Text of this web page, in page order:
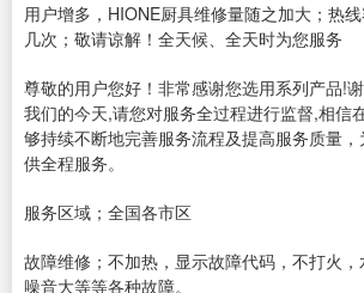
用户增多，HIONE厨具维修量随之加大；热
几次；敬请谅解！全天候、全天时为您服务
尊敬的用户您好！非常感谢您选用系列产品!
我们的今天,请您对服务全过程进行监督,相信
够持续不断地完善服务流程及提高服务质量
供全程服务。
服务区域；全国各市区
故障维修；不加热，显示故障代码，不打火
噪音大等等各种故障。